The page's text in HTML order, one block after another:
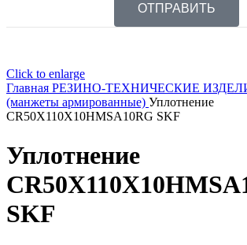
ОТПРАВИТЬ
Click to enlarge
Главная РЕЗИНО-ТЕХНИЧЕСКИЕ
(манжеты армированные) Уплотнение
CR50X110X10HMSA10RG SKF
Уплотнение
SKF